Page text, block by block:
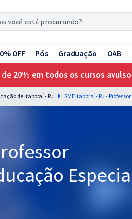
OFF Pós Graduação OAB
de 20% em todos os cursos
de Itaboraí - RJ